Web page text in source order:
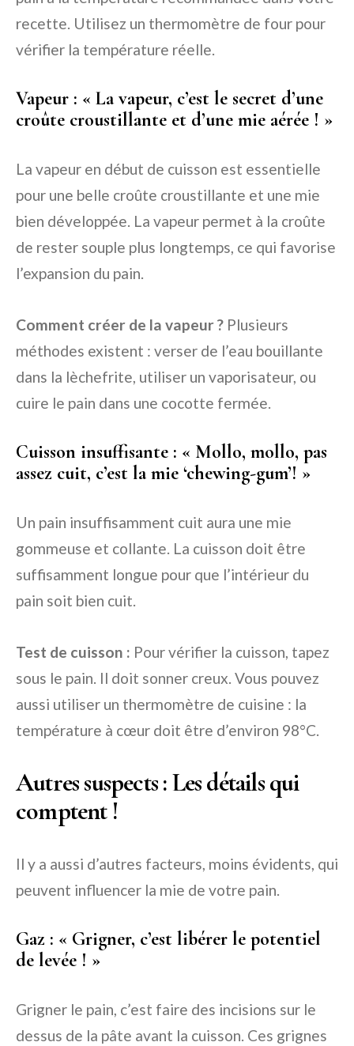
recette. Utilisez un thermomètre de four pour
vérifier la température réelle.
Vapeur : « La vapeur, c’est le secret d’une
croûte croustillante et d’une mie aérée ! »
La vapeur en début de cuisson est essentielle
pour une belle croûte croustillante et une mie
bien développée. La vapeur permet à la croûte
de rester souple plus longtemps, ce qui favorise
l’expansion du pain.
Comment créer de la vapeur ? Plusieurs
méthodes existent : verser de l’eau bouillante
dans la lèchefrite, utiliser un vaporisateur, ou
cuire le pain dans une cocotte fermée.
Cuisson insuffisante : « Mollo, mollo, pas
assez cuit, c’est la mie ‘chewing-gum’! »
Un pain insuffisamment cuit aura une mie
gommeuse et collante. La cuisson doit être
suffisamment longue pour que l’intérieur du
pain soit bien cuit.
Test de cuisson : Pour vérifier la cuisson, tapez
sous le pain. Il doit sonner creux. Vous pouvez
aussi utiliser un thermomètre de cuisine : la
température à cœur doit être d’environ 98°C.
Autres suspects : Les détails qui
comptent !
Il y a aussi d’autres facteurs, moins évidents, qui
peuvent influencer la mie de votre pain.
Gaz : « Grigner, c’est libérer le potentiel
de levée ! »
Grigner le pain, c’est faire des incisions sur le
dessus de la pâte avant la cuisson. Ces grignes